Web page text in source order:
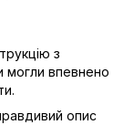
з
могли впевнено
опис